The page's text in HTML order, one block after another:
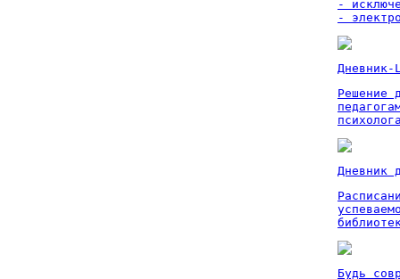
-
-
Дневник-
Решение
Дневник
Будь